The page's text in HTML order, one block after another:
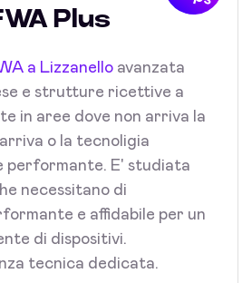
Plus
a Lizzanello avanzata
e strutture ricettive a
in aree dove non arriva la
o la tecnoligia
performante. E' studiata
necessitano di
e affidabile per un
di dispositivi.
tecnica dedicata.